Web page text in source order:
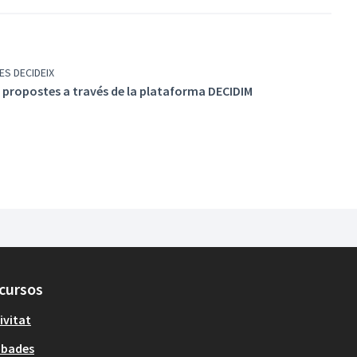
DECIDEIX
propostes a través de la plataforma DECIDIM